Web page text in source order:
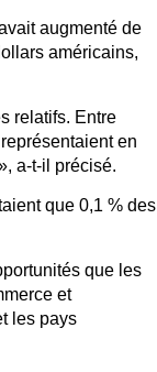
augmenté de
américains,
relatifs. Entre
en
a-t-il précisé.
que 0,1 % des
que les
et
les pays